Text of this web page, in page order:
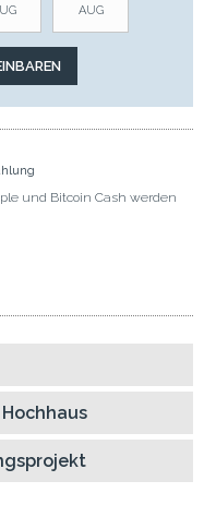
AUG
und Bitcoin Cash werden